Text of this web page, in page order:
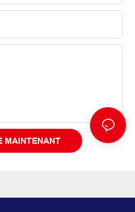
MAINTENANT